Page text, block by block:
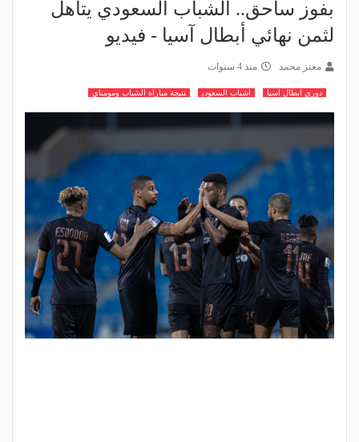
بفوز ساحق.. الشباب السعودي يتأهل
لثمن نهائي أبطال آسيا - فيديو
معتز محمد منذ 4 سنوات
دوري ابطال اسيا اشباب السعودي نتيجة مباراة الشباب ومومباي